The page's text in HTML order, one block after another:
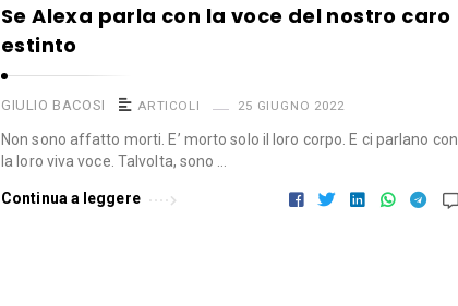
Se Alexa parla con la voce del nostro caro
estinto
GIULIO BACOSI ARTICOLI 25 GIUGNO 2022
Non sono affatto morti. E’ morto solo il loro corpo. E ci parlano con
la loro viva voce. Talvolta, sono …
Continua a leggere